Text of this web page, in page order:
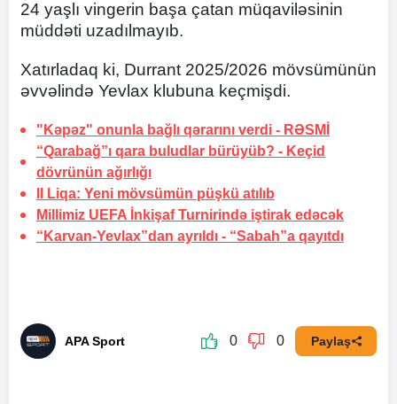
24 yaşlı vingerin başa çatan müqaviləsinin
müddəti uzadılmayıb.
Xatırladaq ki, Durrant 2025/2026 mövsümünün
əvvəlində Yevlax klubuna keçmişdi.
"Kəpəz" onunla bağlı qərarını verdi - RƏSMİ
“Qarabağ”ı qara buludlar bürüyüb? - Keçid
dövrünün ağırlığı
II Liqa: Yeni mövsümün püşkü atılıb
Millimiz UEFA İnkişaf Turnirində iştirak edəcək
“Karvan-Yevlax”dan ayrıldı - “Sabah”a qayıtdı
APA Sport 0 0 Paylaş